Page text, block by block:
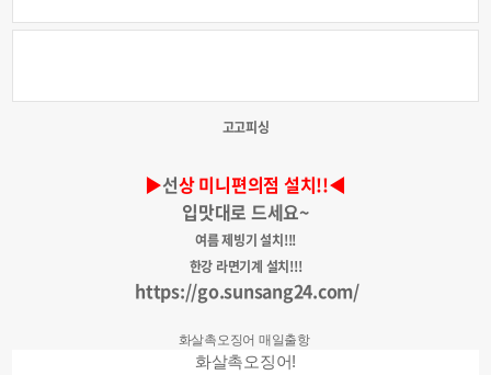
고고피싱
▶선상 미니편의점 설치!!◀
입맛대로 드세요~
여름 제빙기 설치!!!
한강 라면기계 설치!!!
https://go.sunsang24.com/
화살촉오징어 매일출항
화살촉오징어!